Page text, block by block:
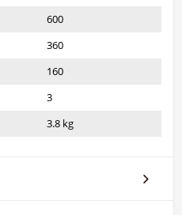
600
360
160
3
3.8 kg